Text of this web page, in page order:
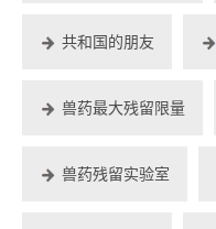
共和国的朋友
兽药最大残留限量
兽药残留实验室